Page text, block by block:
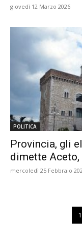
giovedì 12 Marzo 2026
POLITICA
Provincia, gli
dimette
mercoledì 25 Febbraio
1